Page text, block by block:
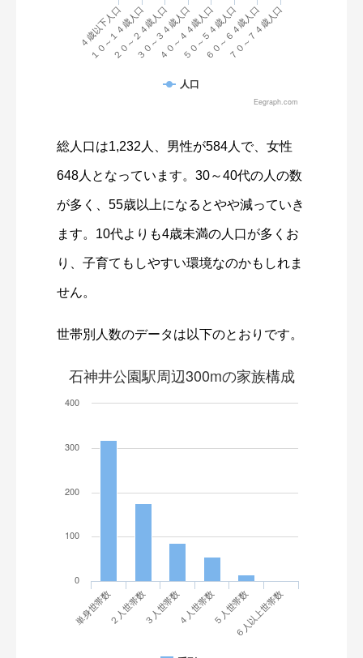
総人口は1,232人、男性が584人で、女性
648人となっています。30～40代の人の数
が多く、55歳以上になるとやや減っていき
ます。10代よりも4歳未満の人口が多くお
り、子育てもしやすい環境なのかもしれま
せん。
世帯別人数のデータは以下のとおりです。